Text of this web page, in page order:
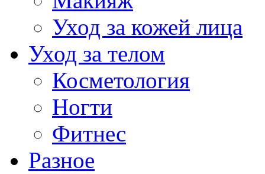
Уход за кожей лица
Уход за телом
Косметология
Ногти
Фитнес
Разное